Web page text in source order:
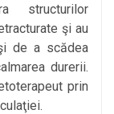
structurilor
şi au
de a scădea
durerii.
prin